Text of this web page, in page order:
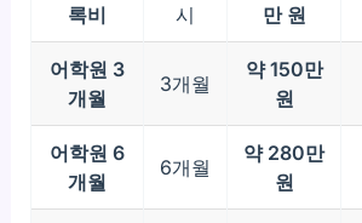
록비
시
만 원
어학원 3
개월
3개월
약 150만
원
어학원 6
개월
6개월
약 280만
원